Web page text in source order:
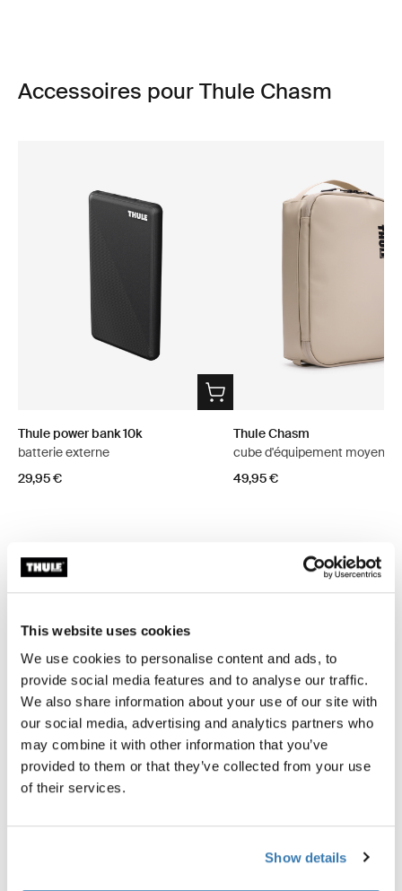
This website uses cookies
We use cookies to personalise content and ads, to
provide social media features and to analyse our traffic.
We also share information about your use of our site with
our social media, advertising and analytics partners who
may combine it with other information that you’ve
provided to them or that they’ve collected from your use
of their services.
Show details
Accessoires pour Thule Chasm
Thule power bank 10k
batterie externe
29,95 €
Thule Chasm
cube d'équipement moyen
49,95 €
Toggle overview
Description du produit
Toggle techspec
Caractéristiques techniques
Toggle overview
Commentaires